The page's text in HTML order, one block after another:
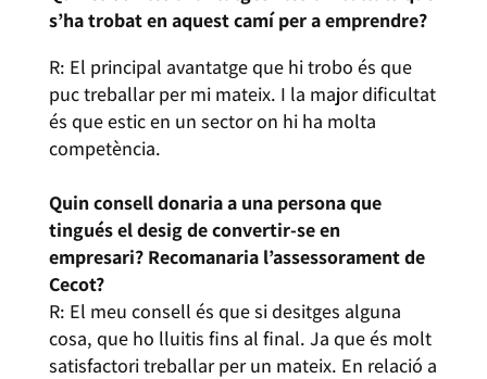
s’ha trobat en aquest camí per a emprendre?
R: El principal avantatge que hi trobo és que
puc treballar per mi mateix. I la major dificultat
és que estic en un sector on hi ha molta
competència.
Quin consell donaria a una persona que
tingués el desig de convertir-se en
empresari? Recomanaria l’assessorament de
Cecot?
R: El meu consell és que si desitges alguna
cosa, que ho lluitis fins al final. Ja que és molt
satisfactori treballar per un mateix. En relació a